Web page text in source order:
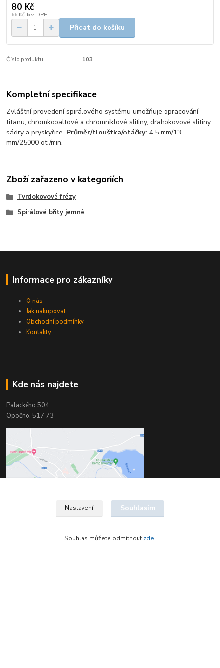
80 Kč
66 Kč bez DPH
Přidat do košíku
Číslo produktu: 103
Kompletní specifikace
Zvláštní provedení spirálového systému umožňuje opracování
titanu, chromkobaltové a chromniklové slitiny, drahokovové slitiny,
sádry a pryskyřice. Průměr/tlouštka/otáčky:4,5 mm/13
mm/25000 ot./min.
Zboží zařazeno v kategoriích
Tvrdokovové frézy
Spirálové břity jemné
Informace pro zákazníky
O nás
Jak nakupovat
Obchodní podmínky
Kontakty
Kde nás najdete
Palackého 504
Opočno, 517 73
Nastavení Souhlasím
Souhlas můžete odmítnout zde.